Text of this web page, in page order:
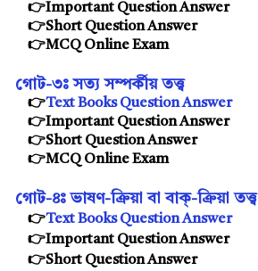
👉Important Question Answer
👉Short Question Answer
👉MCQ Online Exam
গোট-৩ঃ সত্য় সম্পৰ্কীয় তত্ত্ব
👉Text Books Question Answer
👉Important Question Answer
👉Short Question Answer
👉MCQ Online Exam
গোট-৪ঃ ভাষণ-ক্ৰিয়া বা বাক্-ক্ৰিয়া তত্ত্ব
👉Text Books Question Answer
👉Important Question Answer
👉Short Question Answer